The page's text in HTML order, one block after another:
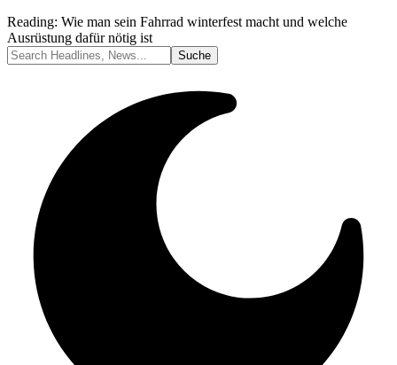
Reading: Wie man sein Fahrrad winterfest macht und welche
Ausrüstung dafür nötig ist